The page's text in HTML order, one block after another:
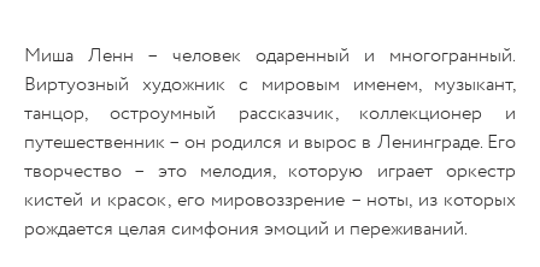
Миша Ленн – человек одаренный и многогранный.
Виртуозный художник с мировым именем, музыкант,
танцор, остроумный рассказчик, коллекционер и
путешественник – он родился и вырос в Ленинграде. Его
творчество – это мелодия, которую играет оркестр
кистей и красок, его мировоззрение – ноты, из которых
рождается целая симфония эмоций и переживаний.